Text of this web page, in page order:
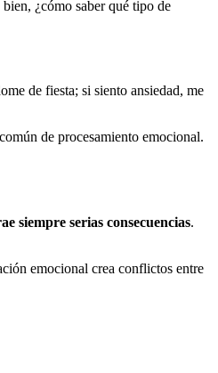
¿cómo saber qué tipo de
de fiesta; si siento ansiedad, me
de procesamiento emocional.
siempre serias consecuencias.
emocional crea conflictos entre